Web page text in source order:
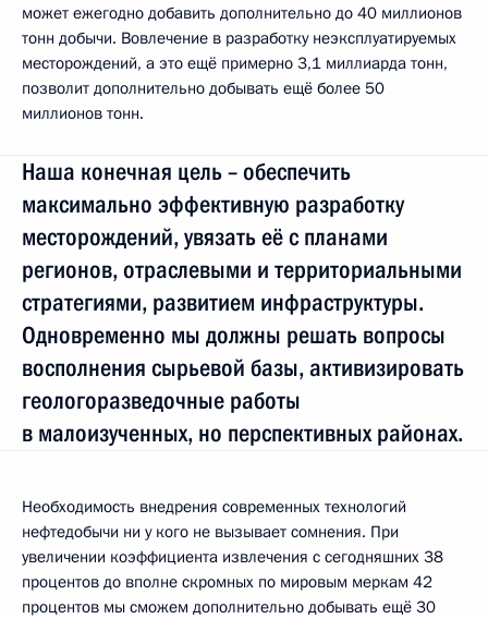
может ежегодно добавить дополнительно до 40 миллионов
тонн добычи. Вовлечение в разработку неэксплуатируемых
месторождений, а это ещё примерно 3,1 миллиарда тонн,
позволит дополнительно добывать ещё более 50
миллионов тонн.
Наша конечная цель – обеспечить
максимально эффективную разработку
месторождений, увязать её с планами
регионов, отраслевыми и территориальными
стратегиями, развитием инфраструктуры.
Одновременно мы должны решать вопросы
восполнения сырьевой базы, активизировать
геологоразведочные работы
в малоизученных, но перспективных районах.
Необходимость внедрения современных технологий
нефтедобычи ни у кого не вызывает сомнения. При
увеличении коэффициента извлечения с сегодняшних 38
процентов до вполне скромных по мировым меркам 42
процентов мы сможем дополнительно добывать ещё 30